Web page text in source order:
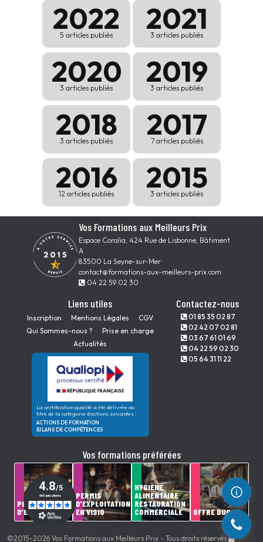
2022
5 articles publiés 2021
3 articles publiés
2020
3 articles publiés 2019
3 articles publiés
2018
3 articles publiés 2017
7 articles publiés
2016
12 articles publiés 2015
3 articles publiés
Vos Formations aux Meilleurs Prix
Espace Coralia, 424 Rue de Lisbonne, Bâtiment
A
83500 La Seyne-sur-Mer
contact@formations-aux-meilleurs-prix.com
04 22 59 02 30
Liens utiles
Inscription Mentions Légales
CGV
Qui Sommes-nous ?
Prise en charge
Actualités
La certification qualité a été délivrée au
titre de la catégorie d'actions suivantes :
ACTIONS DE FORMATION
BILANS DE COMPÉTENCES
Contactez-nous
01 85 35 02 87
02 42 07 02 81
03 67 61 01 69
04 22 59 02 30
05 64 31 11 22
Vos formations préférées
PERMIS
D'EXPLOITATION
PERMIS
D'EXPLOITATION
EN VISIO
HYGIÈNE
ALIMENTAIRE
RESTAURATION
COMMERCIALE
OFFRE DUO
©2015-2026 Vos Formations aux Meilleurs Prix - Tous droits réservés